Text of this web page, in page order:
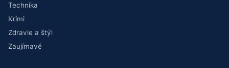
Technika
Krimi
Zdravie a štýl
Zaujímavé